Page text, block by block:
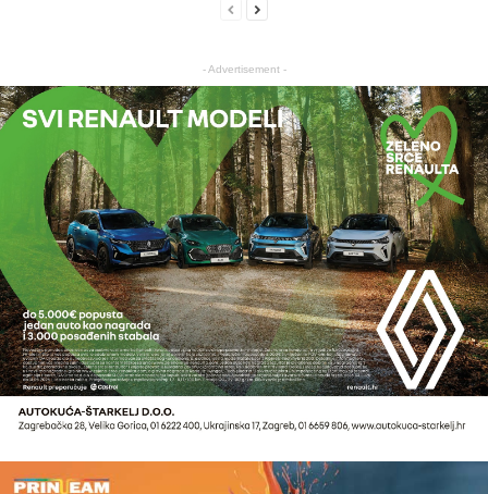
- Advertisement -